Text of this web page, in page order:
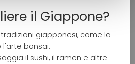
il Giappone?
giapponesi, come la
bonsai.
il sushi, il ramen e altre